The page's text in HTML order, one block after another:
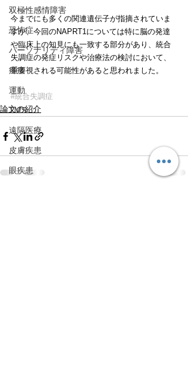
双極性感情障害
恐怖症
パーソナリティ障害
疼痛
運動
TMS
遠隔医療
皮膚疾患
眼疾患
今までにも多くの関連遺伝子が指摘されていま
すが、今回のNAPRT1については特に脳の発達
や臨床上の知見にも一致する部分があり、統合
失調症の発症リスクや治療法の検討において、
重要視される可能性があると思われました。
#統合失調症
論文の紹介